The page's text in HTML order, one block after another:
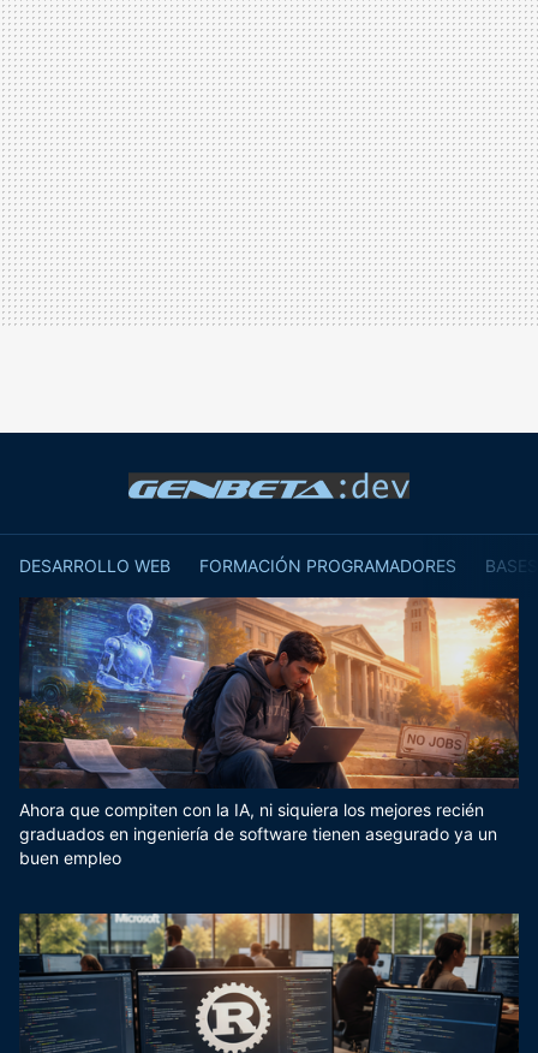
DESARROLLO WEB FORMACIÓN PROGRAMADORES
Ahora que compiten con la IA, ni siquiera los mejores recién
graduados en ingeniería de software tienen asegurado ya un
buen empleo